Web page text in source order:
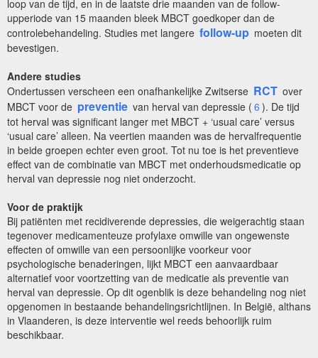
loop van de tijd, en in de laatste drie maanden van de follow-
upperiode van 15 maanden bleek MBCT goedkoper dan de
controlebehandeling. Studies met langere follow-up moeten dit
bevestigen.
Andere studies
Ondertussen verscheen een onafhankelijke Zwitserse RCT over
MBCT voor de preventie van herval van depressie ( 6 ). De tijd
tot herval was significant langer met MBCT + ‘usual care’ versus
‘usual care’ alleen. Na veertien maanden was de hervalfrequentie
in beide groepen echter even groot. Tot nu toe is het preventieve
effect van de combinatie van MBCT met onderhoudsmedicatie op
herval van depressie nog niet onderzocht.
Voor de praktijk
Bij patiënten met recidiverende depressies, die weigerachtig staan
tegenover medicamenteuze profylaxe omwille van ongewenste
effecten of omwille van een persoonlijke voorkeur voor
psychologische benaderingen, lijkt MBCT een aanvaardbaar
alternatief voor voortzetting van de medicatie als preventie van
herval van depressie. Op dit ogenblik is deze behandeling nog niet
opgenomen in bestaande behandelingsrichtlijnen. In België, althans
in Vlaanderen, is deze interventie wel reeds behoorlijk ruim
beschikbaar.